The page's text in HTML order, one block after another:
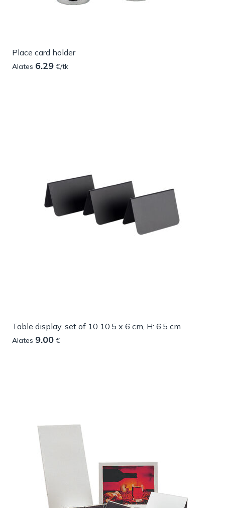
Place card holder
Alates 6.29 €/tk
Table display, set of 10 10.5 x 6 cm, H: 6.5 cm
Alates 9.00 €